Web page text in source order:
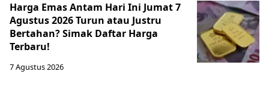
Harga Emas Antam Hari Ini Jumat 7
Agustus 2026 Turun atau Justru
Bertahan? Simak Daftar Harga
Terbaru!
7 Agustus 2026